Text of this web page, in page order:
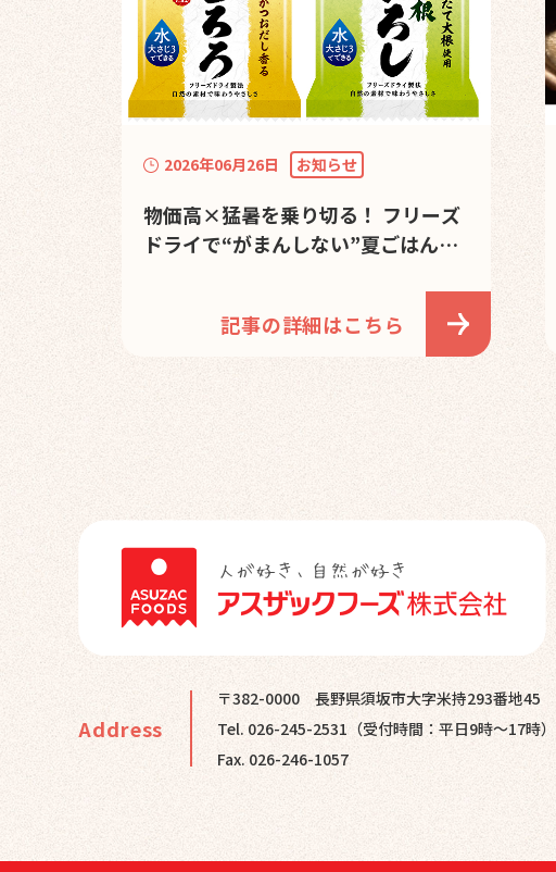
2026年06月26日 お知らせ
物価高×猛暑を乗り切る！ フリーズ
ドライで“がまんしない”夏ごはん
記事の詳細はこちら
Address
〒382-0000長野県須坂市大字米持293番地45
Tel. 026-245-2531（受付時間：平日9時～17時）
Fax. 026-246-1057